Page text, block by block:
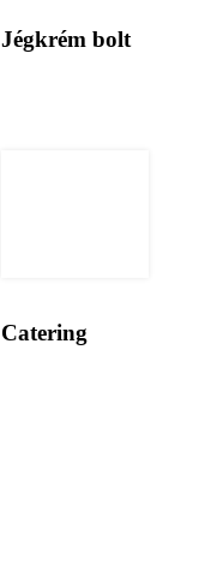
Jégkrém bolt
Catering